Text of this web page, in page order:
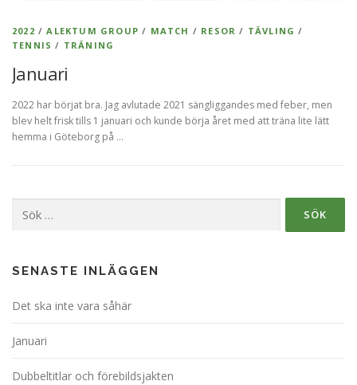
2022 /ALEKTUM GROUP / MATCH / RESOR / TÄVLING /
TENNIS / TRÄNING
Januari
2022 har börjat bra. Jag avlutade 2021 sängliggandes med feber, men
blev helt frisk tills 1 januari och kunde börja året med att träna lite lätt
hemma i Göteborg på …
efter:
SENASTE INLÄGGEN
Det ska inte vara såhär
Januari
Dubbeltitlar och förebildsjakten